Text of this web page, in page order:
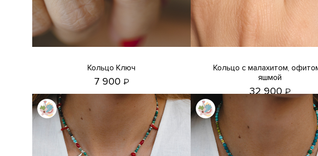
Кольцо Ключ
7 900 ₽
Кольцо с малахитом, офитом и
яшмой
32 900₽